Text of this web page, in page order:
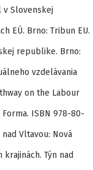
v Slovenskej
EÚ. Brno: Tribun EU.
republike. Brno:
vzdelávania
on the Labour
ISBN 978-80-
Vltavou: Nová
Týn nad